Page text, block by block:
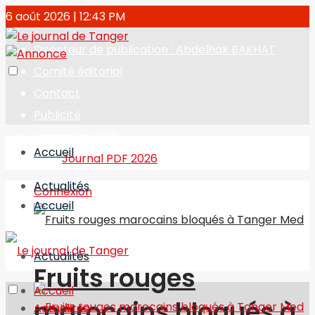
6 août 2026 | 12:43 PM
Directeur de publication : Abdelhak BAKHAT
Journal PDF 2026
Connexion
Accueil
Actualités
Fruits rouges
Accueil
Actualités
Accueil
Actualités